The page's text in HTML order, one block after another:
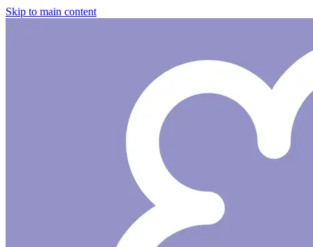
Skip to main content